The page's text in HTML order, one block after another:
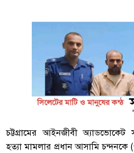
চট্টগ্রামের আইনজীবী
হত্যা মামলার প্রধান আসামি